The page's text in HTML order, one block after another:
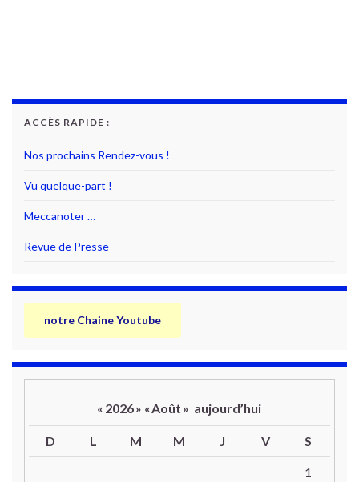
ACCÈS RAPIDE :
Nos prochains Rendez-vous !
Vu quelque-part !
Meccanoter …
Revue de Presse
notre Chaine Youtube
« 2026» «Août » aujourd’hui
D L M M J V S
1